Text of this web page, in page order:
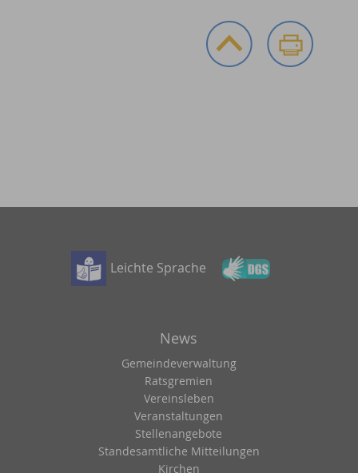
Leichte Sprache
News
Gemeindeverwaltung
Ratsgremien
Vereinsleben
Veranstaltungen
Stellenangebote
Standesamtliche Mitteilungen
Kirchen